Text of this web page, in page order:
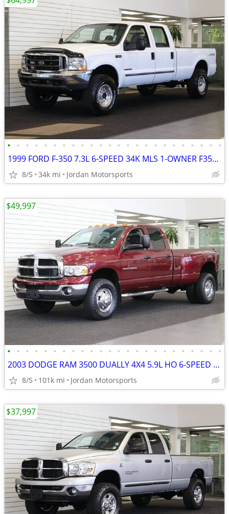
• • • • • • • • • • • • • • • • • • • • • • • •
1999 FORD F-350 7.3L 6-SPEED 34K MLS 1-OWNER F350 F250 2000 2001 2002
8/5 34k mi Jordan Motorsports
• • • • • • • • • • • • • • • • • • • • • • • •
2003 DODGE RAM 3500 DUALLY 4X4 5.9L HO 6-SPEED 1-OWNER 2004 2005 2006
8/5 101k mi Jordan Motorsports
$49,997
$37,997